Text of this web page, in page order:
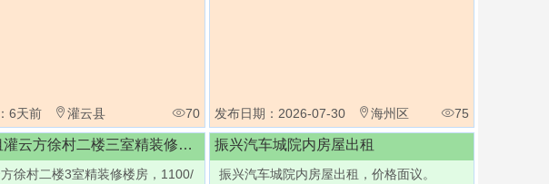
6天前 灌云县 70 发布日期：2026-07-30 海州区 75
云方徐村二楼三室精装修楼房
徐村二楼3室精装修楼房，1100/
振兴汽车城院内房屋出租
振兴汽车城院内房屋出租，价格面议。